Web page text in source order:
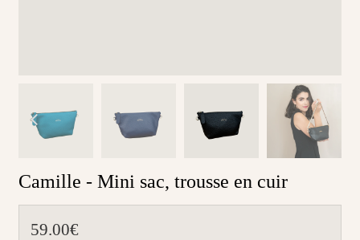
Camille - Mini sac, trousse en cuir
59.00€